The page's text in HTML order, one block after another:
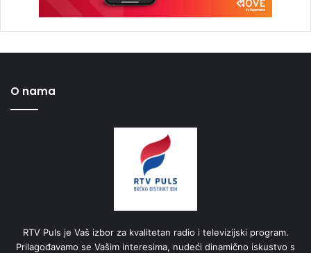
O nama
RTV Puls je Vaš izbor za kvalitetan radio i televizijski program.
Prilagođavamo se Vašim interesima, nudeći dinamično iskustvo s